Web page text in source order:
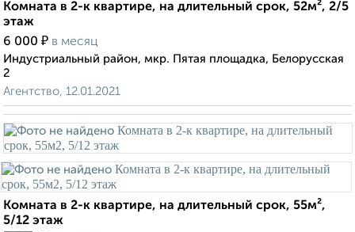
Комната в 2-к квартире, на длительный срок, 52м², 2/5
этаж
6 000 ₽ в месяц
Индустриальный район, мкр. Пятая площадка, Белорусская
2
Агентство, 12.01.2021
Комната в 2-к квартире, на длительный срок, 55м²,
5/12 этаж